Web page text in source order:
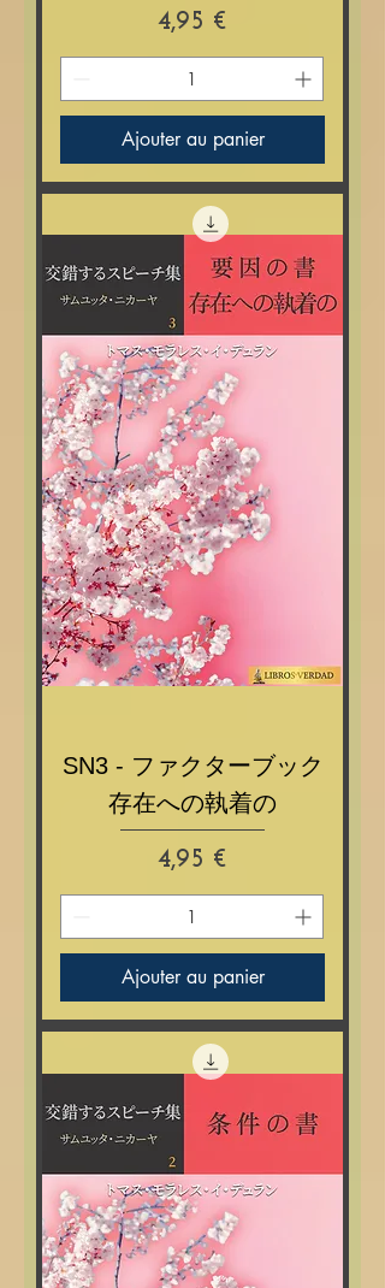
Prix
4,95 €
Ajouter au panier
SN3 - ファクターブック
存在への執着の
Prix
4,95 €
Ajouter au panier